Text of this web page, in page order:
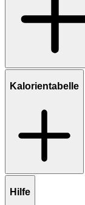
Kalorientabelle
Hilfe